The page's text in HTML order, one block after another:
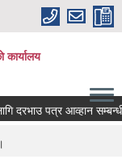
कार्यालय
दरभाउ पत्र आव्हान सम्बन्धी